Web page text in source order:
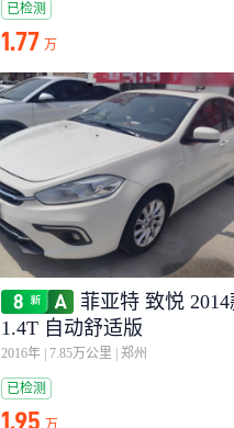
已检测
1.77 万
菲亚特 致悦 2014
1.4T 自动舒适版
2016年 7.85万公里 郑州
已检测
1.95 万